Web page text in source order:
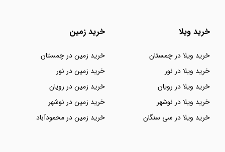
خرید ویلا
خرید ویلا در چمستان
خرید ویلا در نور
خرید ویلا در رویان
خرید ویلا در نوشهر
خرید ویلا در سی سنگان
خرید زمین
خرید زمین در چمستان
خرید زمین در نور
خرید زمین در رویان
خرید زمین در نوشهر
خرید زمین در محمودآباد